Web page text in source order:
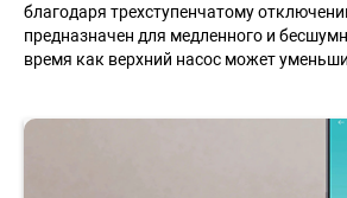
благодаря трехступенчатому
предназначен для медленного и
время как верхний насос может